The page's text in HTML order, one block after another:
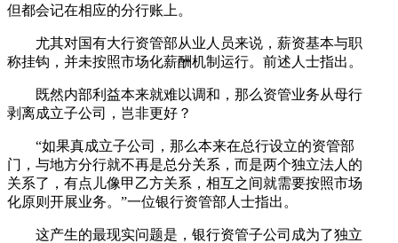
但都会记在相应的分行账上。
尤其对国有大行资管部从业人员来说，薪资基本与职
称挂钩，并未按照市场化薪酬机制运行。前述人士指出。
既然内部利益本来就难以调和，那么资管业务从母行
剥离成立子公司，岂非更好？
“如果真成立子公司，那么本来在总行设立的资管部
门，与地方分行就不再是总分关系，而是两个独立法人的
关系了，有点儿像甲乙方关系，相互之间就需要按照市场
化原则开展业务。”一位银行资管部人士指出。
这产生的最现实问题是，银行资管子公司成为了独立